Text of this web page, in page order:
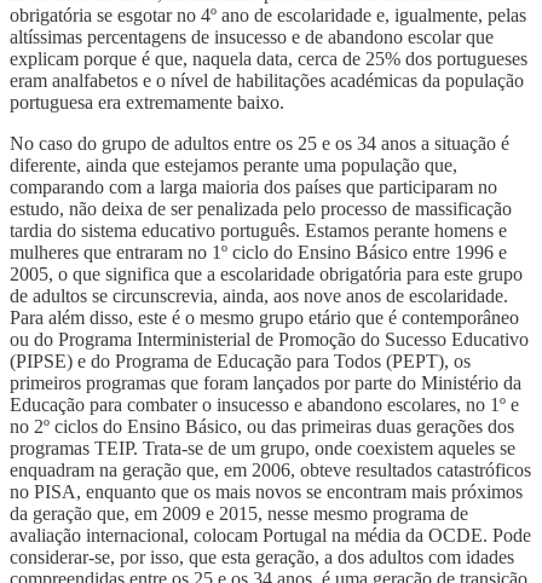
obrigatória se esgotar no 4º ano de escolaridade e, igualmente, pelas
altíssimas percentagens de insucesso e de abandono escolar que
explicam porque é que, naquela data, cerca de 25% dos portugueses
eram analfabetos e o nível de habilitações académicas da população
portuguesa era extremamente baixo.
No caso do grupo de adultos entre os 25 e os 34 anos a situação é
diferente, ainda que estejamos perante uma população que,
comparando com a larga maioria dos países que participaram no
estudo, não deixa de ser penalizada pelo processo de massificação
tardia do sistema educativo português. Estamos perante homens e
mulheres que entraram no 1º ciclo do Ensino Básico entre 1996 e
2005, o que significa que a escolaridade obrigatória para este grupo
de adultos se circunscrevia, ainda, aos nove anos de escolaridade.
Para além disso, este é o mesmo grupo etário que é contemporâneo
ou do Programa Interministerial de Promoção do Sucesso Educativo
(PIPSE) e do Programa de Educação para Todos (PEPT), os
primeiros programas que foram lançados por parte do Ministério da
Educação para combater o insucesso e abandono escolares, no 1º e
no 2º ciclos do Ensino Básico, ou das primeiras duas gerações dos
programas TEIP. Trata-se de um grupo, onde coexistem aqueles se
enquadram na geração que, em 2006, obteve resultados catastróficos
no PISA, enquanto que os mais novos se encontram mais próximos
da geração que, em 2009 e 2015, nesse mesmo programa de
avaliação internacional, colocam Portugal na média da OCDE. Pode
considerar-se, por isso, que esta geração, a dos adultos com idades
compreendidas entre os 25 e os 34 anos, é uma geração de transição